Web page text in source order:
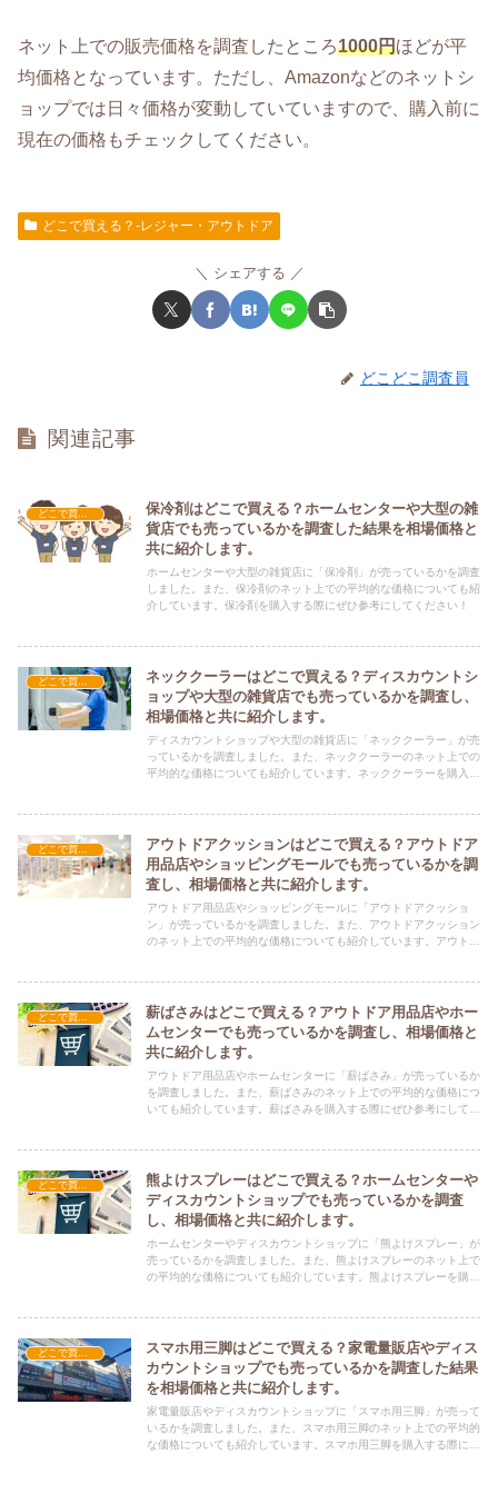
ネット上での販売価格を調査したところ1000円ほどが平
均価格となっています。ただし、Amazonなどのネットシ
ョップでは日々価格が変動していていますので、購入前に
現在の価格もチェックしてください。
どこで買える？-レジャー・アウトドア
シェアする
どこどこ調査員
関連記事
どこで買える？-レジャー・アウトドア
保冷剤はどこで買える？ホームセンターや大型の雑
貨店でも売っているかを調査した結果を相場価格と
共に紹介します。
ホームセンターや大型の雑貨店に「保冷剤」が売っているかを調査
しました。また、保冷剤のネット上での平均的な価格についても紹
介しています。保冷剤を購入する際にぜひ参考にしてください！
どこで買える？-レジャー・アウトドア
ネッククーラーはどこで買える？ディスカウントシ
ョップや大型の雑貨店でも売っているかを調査し、
相場価格と共に紹介します。
ディスカウントショップや大型の雑貨店に「ネッククーラー」が売
っているかを調査しました。また、ネッククーラーのネット上での
平均的な価格についても紹介しています。ネッククーラーを購入す
アウトドアクッションはどこで買える？アウトドア
用品店やショッピングモールでも売っているかを調
査し、相場価格と共に紹介します。
アウトドア用品店やショッピングモールに「アウトドアクッショ
ン」が売っているかを調査しました。また、アウトドアクッション
のネット上での平均的な価格についても紹介しています。アウトド
薪ばさみはどこで買える？アウトドア用品店やホー
ムセンターでも売っているかを調査し、相場価格と
共に紹介します。
アウトドア用品店やホームセンターに「薪ばさみ」が売っているか
を調査しました。また、薪ばさみのネット上での平均的な価格につ
いても紹介しています。薪ばさみを購入する際にぜひ参考にしてく
熊よけスプレーはどこで買える？ホームセンターや
ディスカウントショップでも売っているかを調査
し、相場価格と共に紹介します。
ホームセンターやディスカウントショップに「熊よけスプレー」が
売っているかを調査しました。また、熊よけスプレーのネット上で
の平均的な価格についても紹介しています。熊よけスプレーを購入
スマホ用三脚はどこで買える？家電量販店やディス
カウントショップでも売っているかを調査した結果
を相場価格と共に紹介します。
家電量販店やディスカウントショップに「スマホ用三脚」が売って
いるかを調査しました。また、スマホ用三脚のネット上での平均的
な価格についても紹介しています。スマホ用三脚を購入する際にぜ